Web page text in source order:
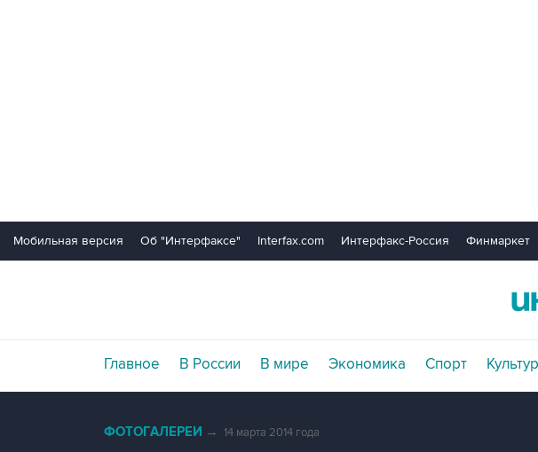
Мобильная версия Об "Интерфаксе" Interfax.com Интерфакс-Россия Финмаркет
Главное В России В мире Экономика Спорт
ФОТОГАЛЕРЕИ → 14 марта 2014 года